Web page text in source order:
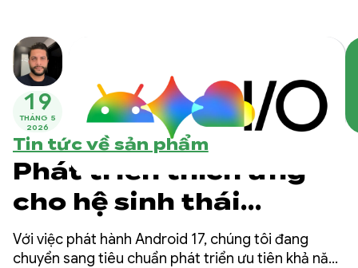
19
THÁNG 5
2026
Tin tức về sản phẩm
Phát triển thích ứng
cho hệ sinh thái
Android ngày càng mở
Với việc phát hành Android 17, chúng tôi đang
chuyển sang tiêu chuẩn phát triển ưu tiên khả năng